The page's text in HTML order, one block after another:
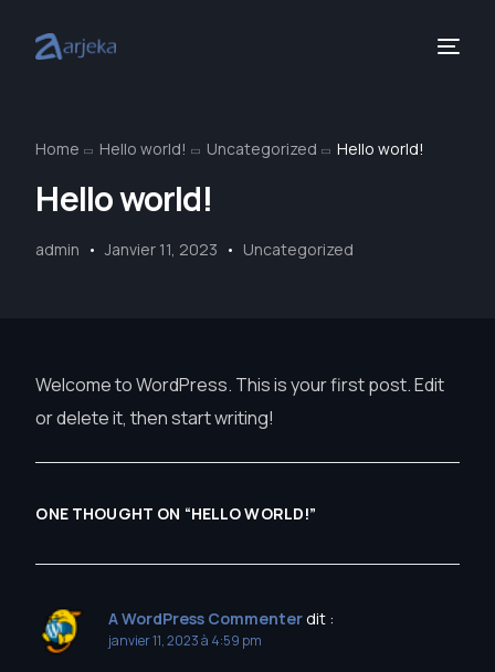
Home Hello world! Uncategorized Hello world!
Hello world!
admin Janvier 11, 2023 Uncategorized
Welcome to WordPress. This is your first post. Edit
or delete it, then start writing!
ONE THOUGHT ON “HELLO WORLD!”
A WordPress Commenter dit :
janvier 11, 2023 à 4:59 pm